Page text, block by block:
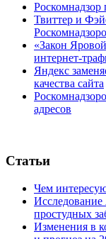
Роскомнадзор
Твиттер и
«Закон
интернет-
Яндекс
качества сайта
адресов
Статьи
Чем
простудных
Изменения в